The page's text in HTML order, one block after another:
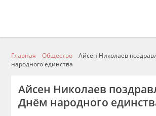
Главная Общество
Айсен Николаев
народного единства
Айсен Николаев
Днём народного